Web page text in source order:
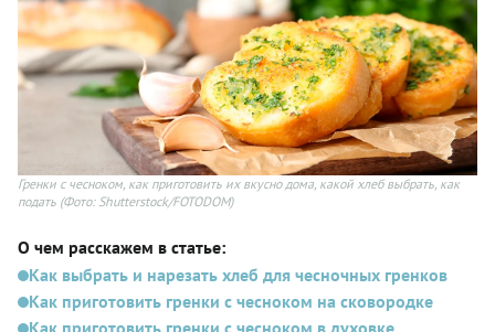
Гренки с чесноком, как приготовить их вкусно дома, какой хлеб выбрать, как
подать (Фото: Shutterstock/FOTODOM)
О чем расскажем в статье:
Как выбрать и нарезать хлеб для чесночных гренков
Как приготовить гренки с чесноком на сковородке
Как приготовить гренки с чесноком в духовке